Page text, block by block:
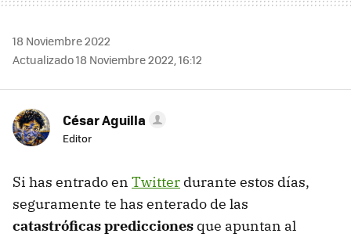
18 Noviembre 2022
Actualizado 18 Noviembre 2022, 16:12
César Aguilla
Editor
Si has entrado en Twitter durante estos días,
seguramente te has enterado de las
catastróficas predicciones que apuntan al